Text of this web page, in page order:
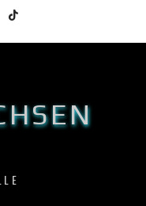
TikTok